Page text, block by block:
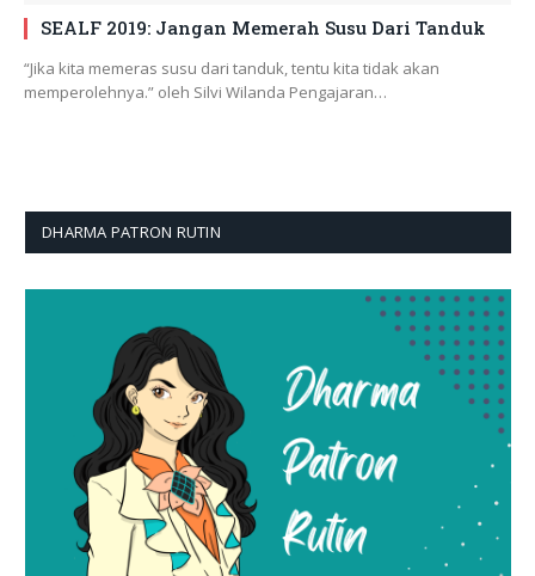
SEALF 2019: Jangan Memerah Susu Dari Tanduk
“Jika kita memeras susu dari tanduk, tentu kita tidak akan
memperolehnya.” oleh Silvi Wilanda Pengajaran…
DHARMA PATRON RUTIN